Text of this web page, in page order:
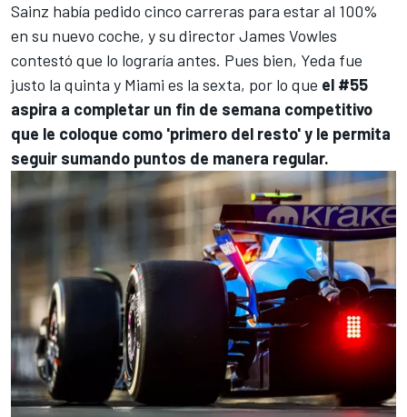
Sainz había pedido cinco carreras para estar al 100%
en su nuevo coche, y su director James Vowles
contestó que lo lograría antes. Pues bien, Yeda fue
justo la quinta y Miami es la sexta, por lo que el #55
aspira a completar un fin de semana competitivo
que le coloque como 'primero del resto' y le permita
seguir sumando puntos de manera regular.